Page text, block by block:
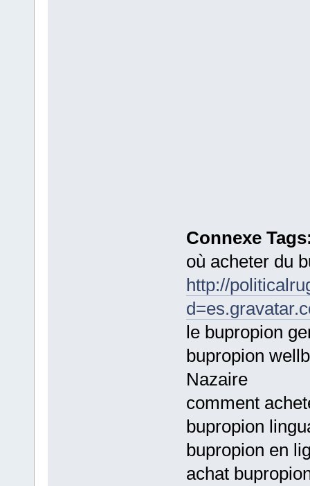
Connexe
où acheter du
http://
le bupropion
bupropion
Nazaire
comment
bupropion
bupropion en
achat